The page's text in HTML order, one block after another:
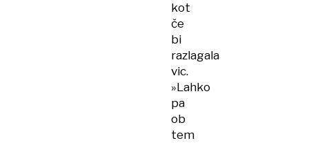
kot
če
bi
razlagala
vic.
»Lahko
pa
ob
tem